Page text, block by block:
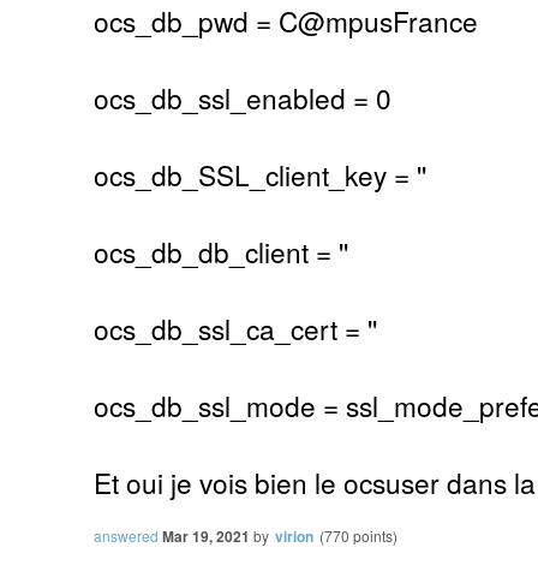
ocs_db_pwd = C@mpusFrance
ocs_db_ssl_enabled = 0
ocs_db_SSL_client_key = ''
ocs_db_db_client = ''
ocs_db_ssl_ca_cert = ''
ocs_db_ssl_mode =
Et oui je vois bien le ocsuser dans
answered Mar 19, 2021 by virion (770 points)